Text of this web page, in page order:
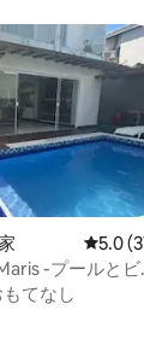
です。
レビュ
5.0
-プールとビ
もてなし